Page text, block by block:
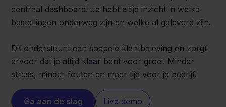
centraal dashboard. Je hebt altijd inzicht in welke
bestellingen onderweg zijn en welke al geleverd zijn.
Dit ondersteunt een soepele klantbeleving en zorgt
ervoor dat je altijd klaar bent voor groei. Minder
stress, minder fouten en meer tijd voor je bedrijf.
Ga aan de slag Live demo